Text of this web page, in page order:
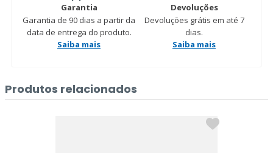
Garantia
Garantia de 90 dias a partir da
data de entrega do produto.
Saiba mais
Devoluções
Devoluções grátis em até 7
dias.
Saiba mais
Produtos relacionados